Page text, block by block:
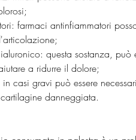
farmaci antinfiammatori
questa sostanza, può
a ridurre il dolore;
casi gravi può essere
danneggiata.